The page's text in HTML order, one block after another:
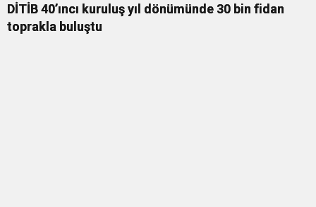
DİTİB 40’ıncı kuruluş yıl dönümünde 30 bin fidan
toprakla buluştu